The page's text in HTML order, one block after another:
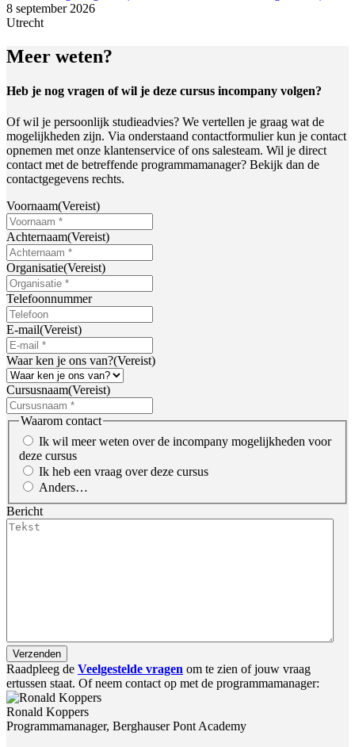
8 september 2026
Utrecht
Meer weten?
Heb je nog vragen of wil je deze cursus incompany volgen?
Of wil je persoonlijk studieadvies? We vertellen je graag wat de
mogelijkheden zijn. Via onderstaand contactformulier kun je contact
opnemen met onze klantenservice of ons salesteam. Wil je direct
contact met de betreffende programmamanager? Bekijk dan de
contactgegevens rechts.
Voornaam(Vereist)
Achternaam(Vereist)
Organisatie(Vereist)
Telefoonnummer
E-mail(Vereist)
Waar ken je ons van?(Vereist)
Cursusnaam(Vereist)
Waarom contact
Ik wil meer weten over de incompany mogelijkheden voor
deze cursus
Ik heb een vraag over deze cursus
Anders…
Bericht
Raadpleeg de Veelgestelde vragen om te zien of jouw vraag
ertussen staat. Of neem contact op met de programmamanager:
Ronald Koppers
Programmamanager, Berghauser Pont Academy